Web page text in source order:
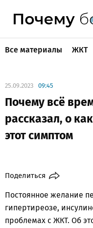
Все материалы ЖКТ
25.09.2023 09:45
Почему всё
рассказал, о
этот симптом
Поделиться
Постоянное желание
гипертиреозе,
проблемах с ЖКТ. Об